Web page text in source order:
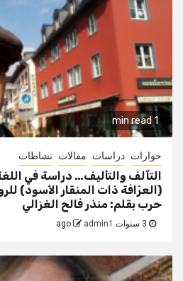
1 min read
حوارات دراسات مقالات نشاطات
التآلف والتأليف… دراسة في
(العرّافة ذات المنقار الأسود)
حرب بقلم: منذر فالح الغزالي
admin1